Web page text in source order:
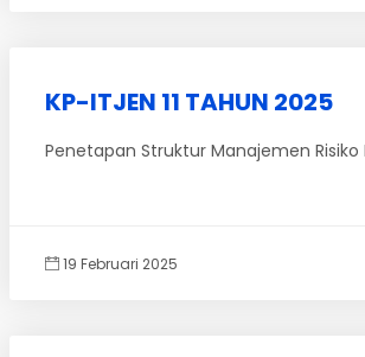
KP-ITJEN 11 TAHUN 2025
Penetapan Struktur Manajemen
19 Februari 2025